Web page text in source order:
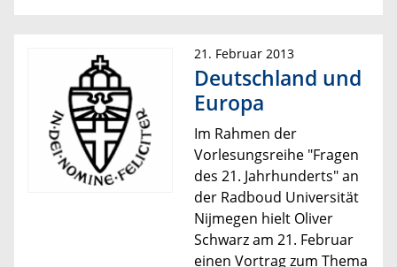
21. Februar 2013
Deutschland und
Europa
Im Rahmen der
Vorlesungsreihe "Fragen
des 21. Jahrhunderts" an
der Radboud Universität
Nijmegen hielt Oliver
Schwarz am 21. Februar
einen Vortrag zum Thema